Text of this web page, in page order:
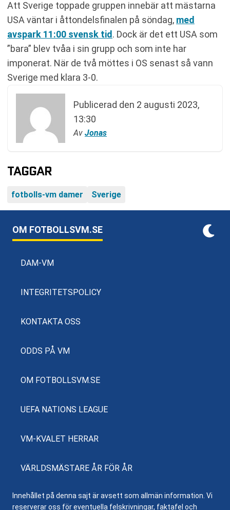
Att Sverige toppade gruppen innebär att mästarna
USA väntar i åttondelsfinalen på söndag, med
avspark 11:00 svensk tid. Dock är det ett USA som
”bara” blev tvåa i sin grupp och som inte har
imponerat. När de två möttes i OS senast så vann
Sverige med klara 3-0.
Publicerad den 2 augusti 2023,
13:30
Av Jonas
TAGGAR
fotbolls-vm damer Sverige
OM FOTBOLLSVM.SE
DAM-VM
INTEGRITETSPOLICY
KONTAKTA OSS
ODDS PÅ VM
OM FOTBOLLSVM.SE
UEFA NATIONS LEAGUE
VM-KVALET HERRAR
VÄRLDSMÄSTARE ÅR FÖR ÅR
Innehållet på denna sajt är avsett som allmän information. Vi
reserverar oss för eventuella felskrivningar, faktafel och